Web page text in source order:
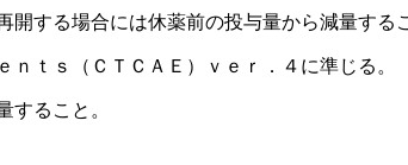
する場合には休薬前の投与量から減量する
ｓ（ＣＴＣＡＥ）ｖｅｒ．４に準じる。
ること。